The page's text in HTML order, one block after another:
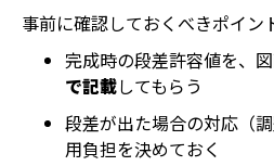
事前に確認しておくべきポイン
完成時の段差許容値を、
で記載してもらう
段差が出た場合の対応（
用負担を決めておく